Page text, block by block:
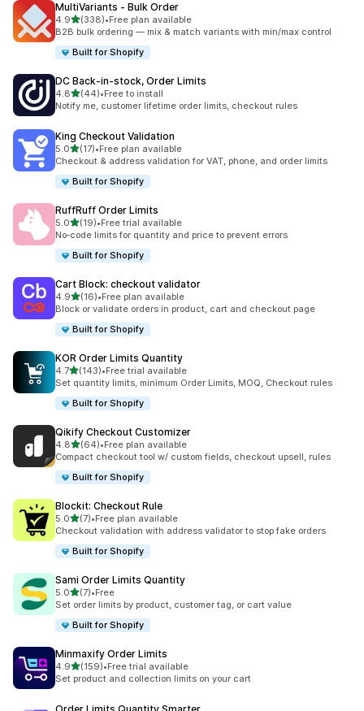
MultiVariants ‑ Bulk Order
4.9เต็ม 5 ดาว
(338)
ทั้งหมด 338 รีวิว
•Free plan available
B2B bulk ordering — mix & match variants with min/max control
Built for Shopify
DC Back‑in‑stock, Order Limits
4.8เต็ม 5 ดาว
(44)
ทั้งหมด 44 รีวิว
•Free to install
Notify me, customer lifetime order limits, checkout rules
King Checkout Validation
5.0เต็ม 5 ดาว
(17)
ทั้งหมด 17 รีวิว
•Free plan available
Checkout & address validation for VAT, phone, and order limits
Built for Shopify
RuffRuff Order Limits
5.0เต็ม 5 ดาว
(19)
ทั้งหมด 19 รีวิว
•Free trial available
No‑code limits for quantity and price to prevent errors
Built for Shopify
Cart Block: checkout validator
4.9เต็ม 5 ดาว
(16)
ทั้งหมด 16 รีวิว
•Free plan available
Block or validate orders in product, cart and checkout page
Built for Shopify
KOR Order Limits Quantity
4.7เต็ม 5 ดาว
(143)
ทั้งหมด 143 รีวิว
•Free trial available
Set quantity limits, minimum Order Limits, MOQ, Checkout rules
Built for Shopify
Qikify Checkout Customizer
4.8เต็ม 5 ดาว
(64)
ทั้งหมด 64 รีวิว
•Free plan available
Compact checkout tool w/ custom fields, checkout upsell, rules
Built for Shopify
Blockit: Checkout Rule
5.0เต็ม 5 ดาว
(7)
ทั้งหมด 7 รีวิว
•Free plan available
Checkout validation with address validator to stop fake orders
Built for Shopify
Sami Order Limits Quantity
5.0เต็ม 5 ดาว
(7)
ทั้งหมด 7 รีวิว
•Free
Set order limits by product, customer tag, or cart value
Built for Shopify
Minmaxify Order Limits
4.9เต็ม 5 ดาว
(159)
ทั้งหมด 159 รีวิว
•Free trial available
Set product and collection limits on your cart